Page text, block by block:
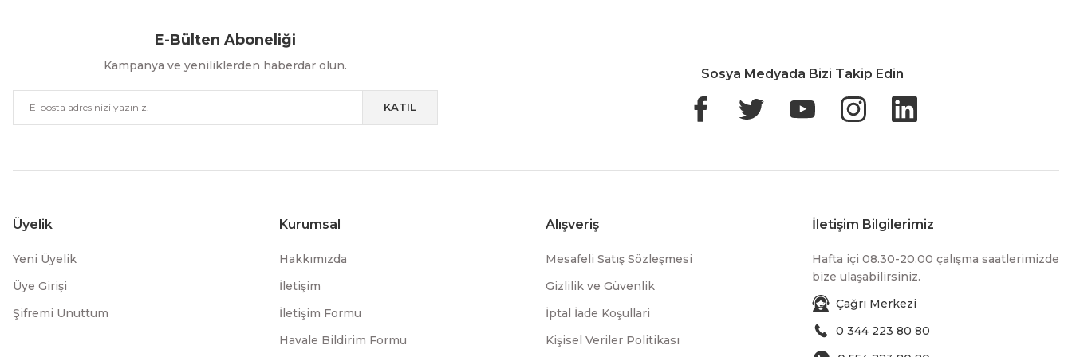
E-Bülten Aboneliği
Kampanya ve yeniliklerden haberdar olun.
KATIL
Sosya Medyada Bizi Takip Edin
Üyelik
Yeni Üyelik
Üye Girişi
Şifremi Unuttum
Kurumsal
Hakkımızda
İletişim
İletişim Formu
Havale Bildirim Formu
Alışveriş
Mesafeli Satış Sözleşmesi
Gizlilik ve Güvenlik
İptal İade Koşullari
Kişisel Veriler Politikası
İletişim Bilgilerimiz
Hafta içi 08.30-20.00 çalışma saatlerimizde
bize ulaşabilirsiniz.
Çağrı Merkezi
0 344 223 80 80